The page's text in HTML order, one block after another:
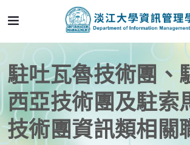
駐吐瓦魯技術團、
西亞技術團及駐索
技術團資訊類相關